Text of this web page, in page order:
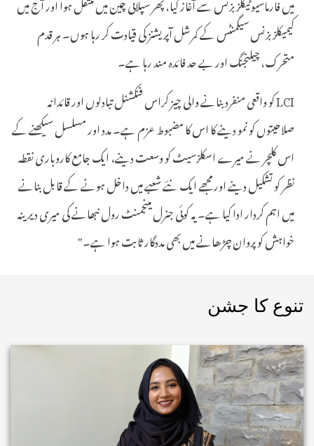
کیمیکلز بزنس سیگمنٹس کے کمرشل آپریشنز کی قیادت کر رہا ہوں۔ ہر قدم
متحرک، چیلنجنگ اور بے حد فائدہ مند رہا ہے۔
LCI کو واقعی منفرد بنانے والی چیز کراس فنکشنل تبادلوں اور قائدانہ
صلاحیتوں کو نمو دینے کا اس کا مضبوط عزم ہے۔ مدد اور مسلسل سیکھنے کے
اس کلچر نے میرے اسکلزسیٹ کو وسعت دینے، ایک جامع کاروباری نقطہ
نظر کو تشکیل دینے اور مجھے ایک نئے شعبے میں داخل ہونے کے قابل بنانے
میں اہم کردار ادا کیا ہے۔ یہ کوئی جنرل مینجمنٹ رول نبھانے کی میری دیرینہ
خواہش کو پروان چڑھانے میں بھی مددگار ثابت ہوا ہے۔"
تنوع کا جشن